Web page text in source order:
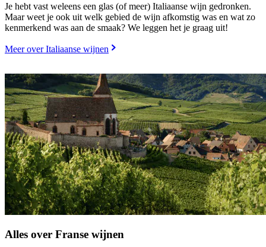
Je hebt vast weleens een glas (of meer) Italiaanse wijn gedronken.
Maar weet je ook uit welk gebied de wijn afkomstig was en wat zo
kenmerkend was aan de smaak? We leggen het je graag uit!
Meer over Italiaanse wijnen
Alles over Franse wijnen